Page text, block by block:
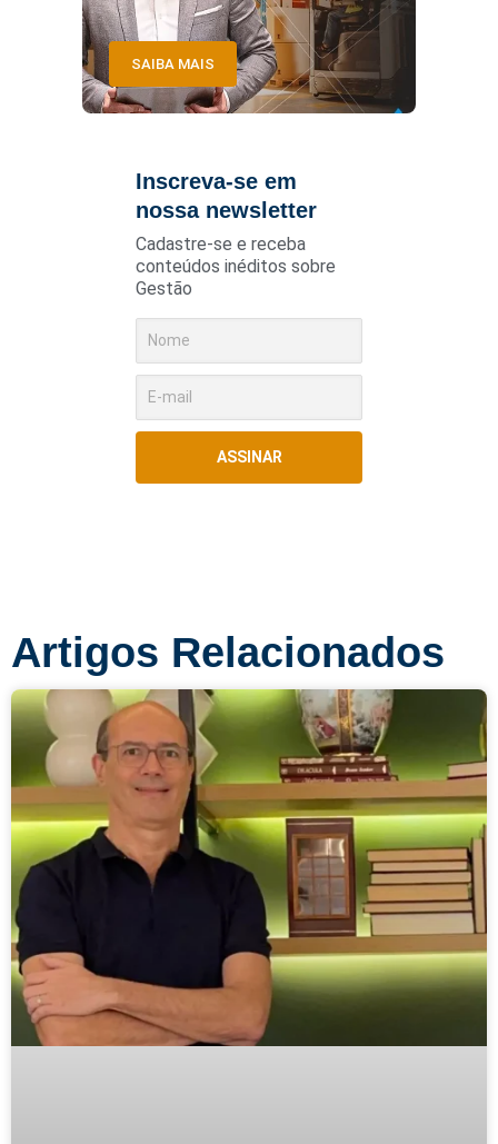
SAIBA MAIS
Inscreva-se em
nossa newsletter
Cadastre-se e receba
conteúdos inéditos sobre
Gestão
ASSINAR
Artigos Relacionados